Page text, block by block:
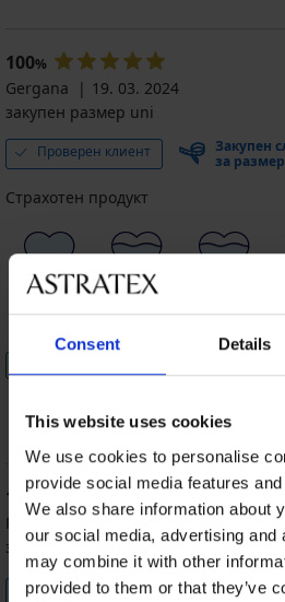
Consent Details
This website uses cookies
We use cookies to personalise
provide social media features
We also share information about
our social media, advertising and
may combine it with other
provided to them or that they’ve
100%
Gergana
19. 03. 2024
закупен размер uni
Проверен клиент
Закупен
за размер
Страхотен продукт
100%
размер
80%
цена качество
100 %
Розалина
13. 03. 2024
закупен размер uni
Проверен клиент